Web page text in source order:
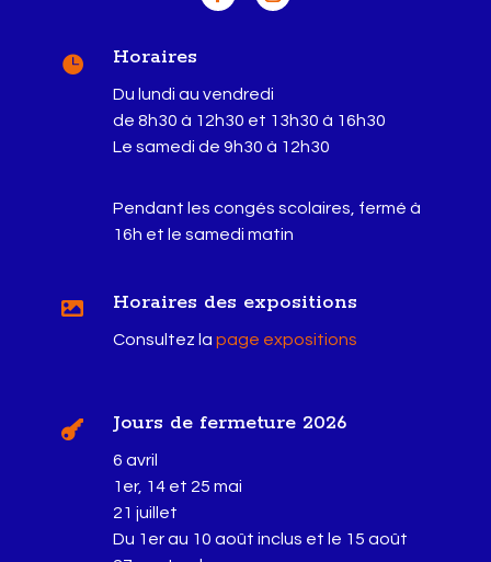
 Horaires
Du lundi au vendredi
de 8h30 à 12h30 et 13h30 à 16h30
Le samedi de 9h30 à 12h30
Pendant les congés scolaires, fermé à
16h et le samedi matin
 Horaires des expositions
Consultez la page expositions
 Jours de fermeture 2026
6 avril
1er, 14 et 25 mai
21 juillet
Du 1er au 10 août inclus et le 15 août